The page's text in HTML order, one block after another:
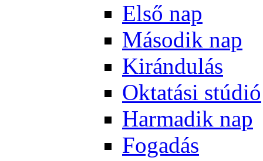
El­ső nap
Má­so­dik nap
Ki­rán­du­lás
Ok­ta­tá­si stú­dió
Har­ma­dik nap
Fo­ga­dás